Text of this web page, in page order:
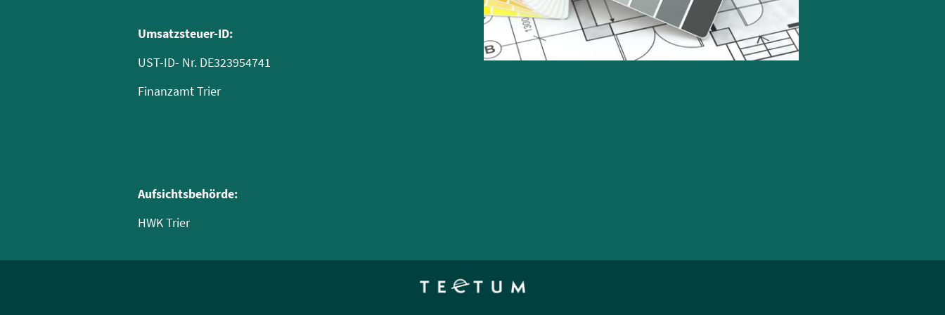
Umsatzsteuer-ID:
UST-ID- Nr. DE323954741
Finanzamt Trier
Aufsichtsbehörde:
HWK Trier